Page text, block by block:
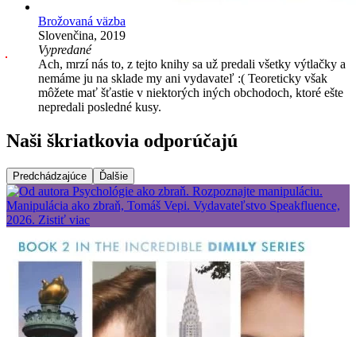
Brožovaná väzba
Slovenčina, 2019
Vypredané
Ach, mrzí nás to, z tejto knihy sa už predali všetky výtlačky a
nemáme ju na sklade my ani vydavateľ :( Teoreticky však
môžete mať šťastie v niektorých iných obchodoch, ktoré ešte
nepredali posledné kusy.
Naši škriatkovia odporúčajú
Predchádzajúce Ďalšie